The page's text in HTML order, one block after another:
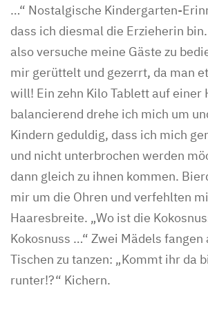
…“ Nostalgische Kindergarten-
dass ich diesmal die Erzieherin
also versuche meine Gäste zu
mir gerüttelt und gezerrt, da man
will! Ein zehn Kilo Tablett auf einer
balancierend drehe ich mich um
Kindern geduldig, dass ich mich
und nicht unterbrochen werden
dann gleich zu ihnen kommen.
mir um die Ohren und verfehlten
Haaresbreite. „Wo ist die
Kokosnuss …“ Zwei Mädels fangen
Tischen zu tanzen: „Kommt ihr da
runter!?“ Kichern.